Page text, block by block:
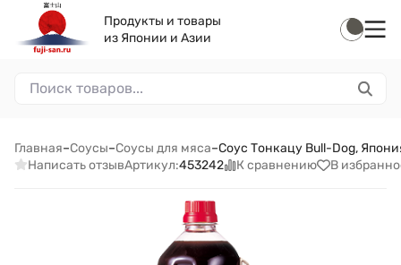
Продукты и товары
из Японии и Азии
Главная–Соусы–Соусы для мяса–Соус Тонкацу Bull-Dog,
Написать отзывАртикул:453242 К сравнению В